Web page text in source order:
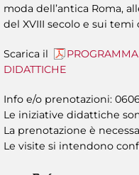
moda dell’antica Roma,
del XVIII secolo e sui
Scarica il
DIDATTICHE
Info e/o prenotazioni:
Le iniziative didattiche
La prenotazione è
Le visite si intendono